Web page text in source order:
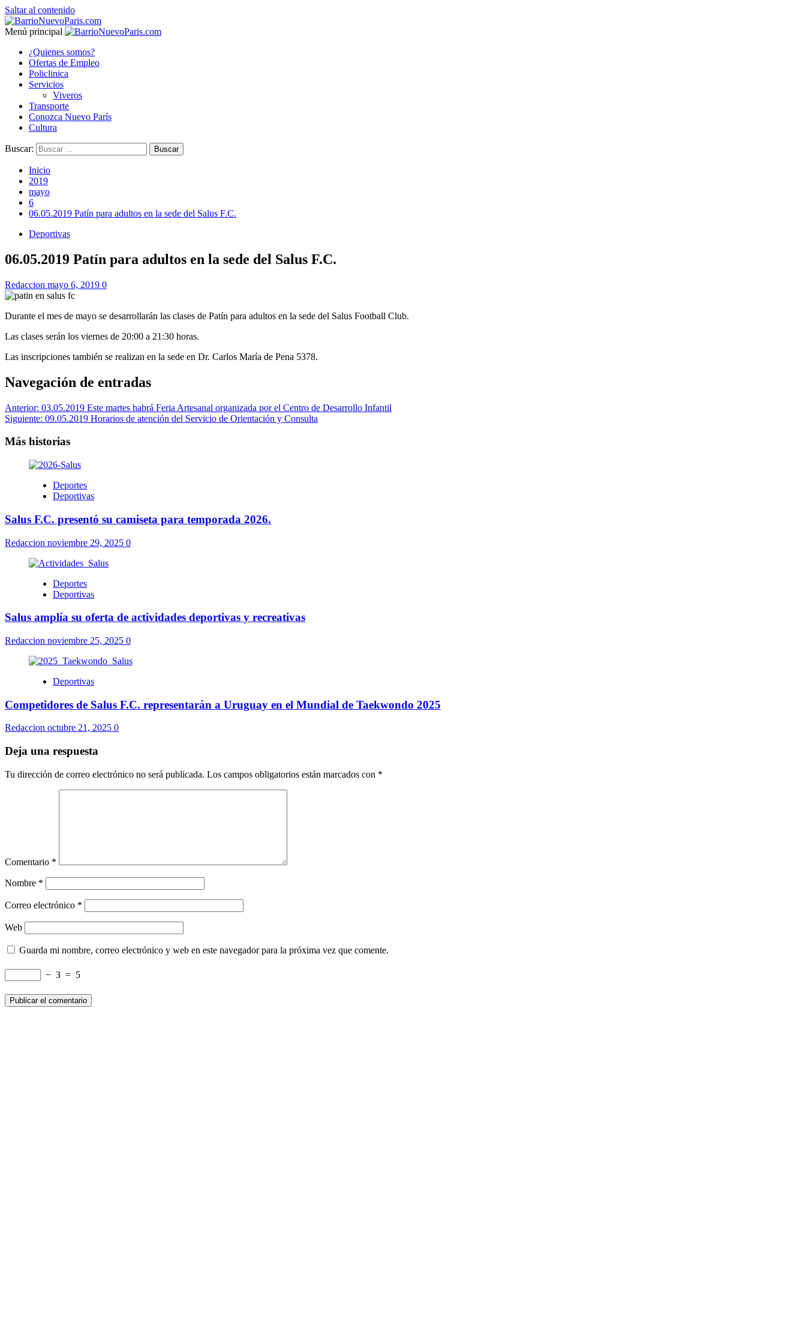
Saltar al contenido
Menú principal
¿Quienes somos?
Ofertas de Empleo
Policlinica
Servicios
Viveros
Transporte
Conozca Nuevo París
Cultura
Buscar:
Inicio
2019
mayo
6
06.05.2019 Patín para adultos en la sede del Salus F.C.
Deportivas
06.05.2019 Patín para adultos en la sede del Salus F.C.
Redaccion mayo 6, 2019 0
Durante el mes de mayo se desarrollarán las clases de Patín para adultos en la sede del Salus Football Club.
Las clases serán los viernes de 20:00 a 21:30 horas.
Las inscripciones también se realizan en la sede en Dr. Carlos María de Pena 5378.
Navegación de entradas
Anterior: 03.05.2019 Este martes habrá Feria Artesanal organizada por el Centro de Desarrollo Infantil
Siguiente: 09.05.2019 Horarios de atención del Servicio de Orientación y Consulta
Más historias
Deportes
Deportivas
Salus F.C. presentó su camiseta para temporada 2026.
Redaccion noviembre 29, 2025 0
Deportes
Deportivas
Salus amplía su oferta de actividades deportivas y recreativas
Redaccion noviembre 25, 2025 0
Deportivas
Competidores de Salus F.C. representarán a Uruguay en el Mundial de Taekwondo 2025
Redaccion octubre 21, 2025 0
Deja una respuesta
Tu dirección de correo electrónico no será publicada. Los campos obligatorios están marcados con *
Comentario *
Nombre *
Correo electrónico *
Web
Guarda mi nombre, correo electrónico y web en este navegador para la próxima vez que comente.
− 3 = 5